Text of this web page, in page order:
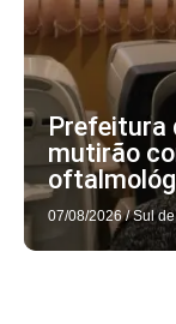
Prefeitura
mutirão
07/08/2026 / Sul